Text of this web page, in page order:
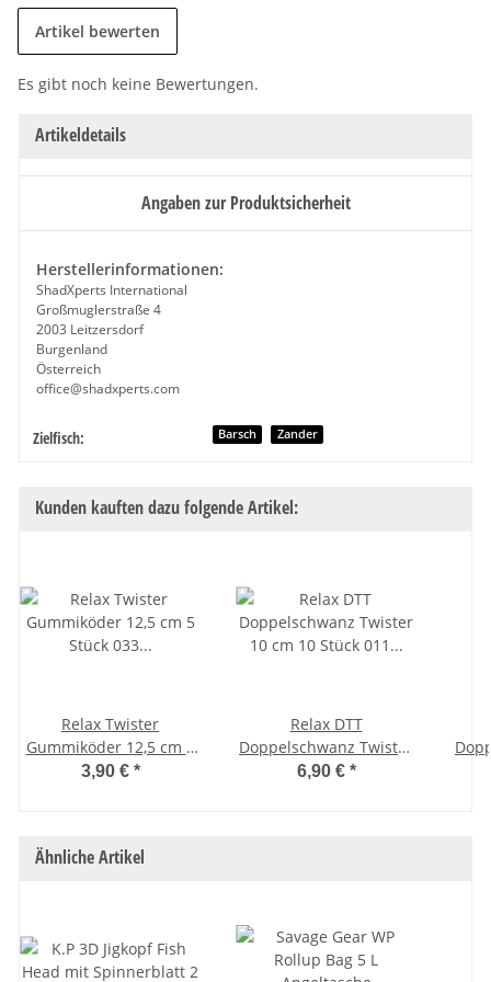
Artikel bewerten
Es gibt noch keine Bewertungen.
Artikeldetails
Angaben zur Produktsicherheit
Herstellerinformationen:
ShadXperts International
Großmuglerstraße 4
2003 Leitzersdorf
Burgenland
Österreich
office@shadxperts.com
Produkteigenschaft
Wert
Zielfisch: Barsch Zander
Kunden kauften dazu folgende Artikel:
Relax Twister
Gummiköder 12,5 cm 5
Stück 033 Motoroil
3,90 € *
Relax DTT
Doppelschwanz Twister
10 cm 10 Stück 011
6,90 € *
Ähnliche Artikel